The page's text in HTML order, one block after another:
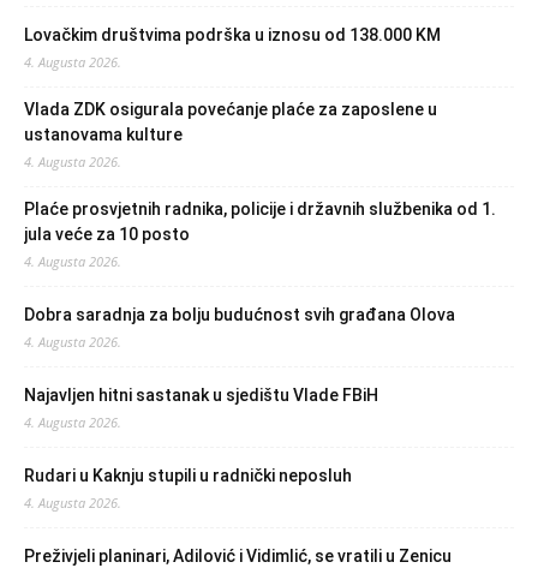
Lovačkim društvima podrška u iznosu od 138.000 KM
4. Augusta 2026.
Vlada ZDK osigurala povećanje plaće za zaposlene u
ustanovama kulture
4. Augusta 2026.
Plaće prosvjetnih radnika, policije i državnih službenika od 1.
jula veće za 10 posto
4. Augusta 2026.
Dobra saradnja za bolju budućnost svih građana Olova
4. Augusta 2026.
Najavljen hitni sastanak u sjedištu Vlade FBiH
4. Augusta 2026.
Rudari u Kaknju stupili u radnički neposluh
4. Augusta 2026.
Preživjeli planinari, Adilović i Vidimlić, se vratili u Zenicu